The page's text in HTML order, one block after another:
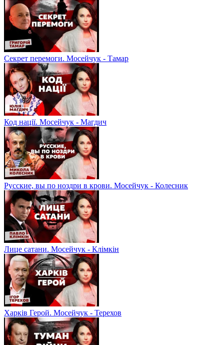
Секрет перемоги. Мосейчук - Тамар
Код нації. Мосейчук - Магдич
Русские, вы по ноздри в крови. Мосейчук - Колесник
Лице сатани. Мосейчук - Клімкін
Харків Герой. Мосейчук - Терехов